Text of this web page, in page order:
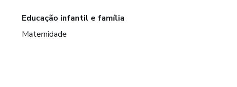
Educação infantil e família
Maternidade